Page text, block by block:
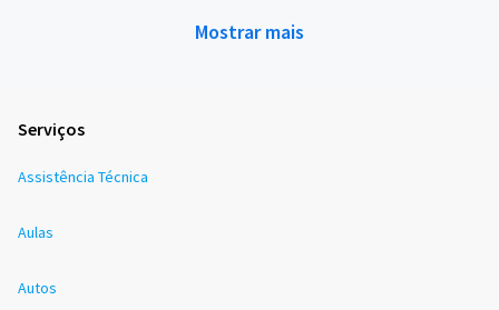
Mostrar mais
Serviços
Assistência Técnica
Aulas
Autos